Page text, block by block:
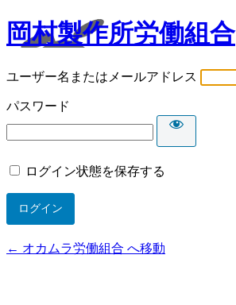
岡村製作所労働組合
ユーザー名またはメールアドレス
パスワード
ログイン状態を保存する
← オカムラ労働組合 へ移動